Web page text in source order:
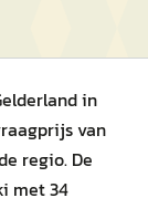
in
van
regio. De
met 34